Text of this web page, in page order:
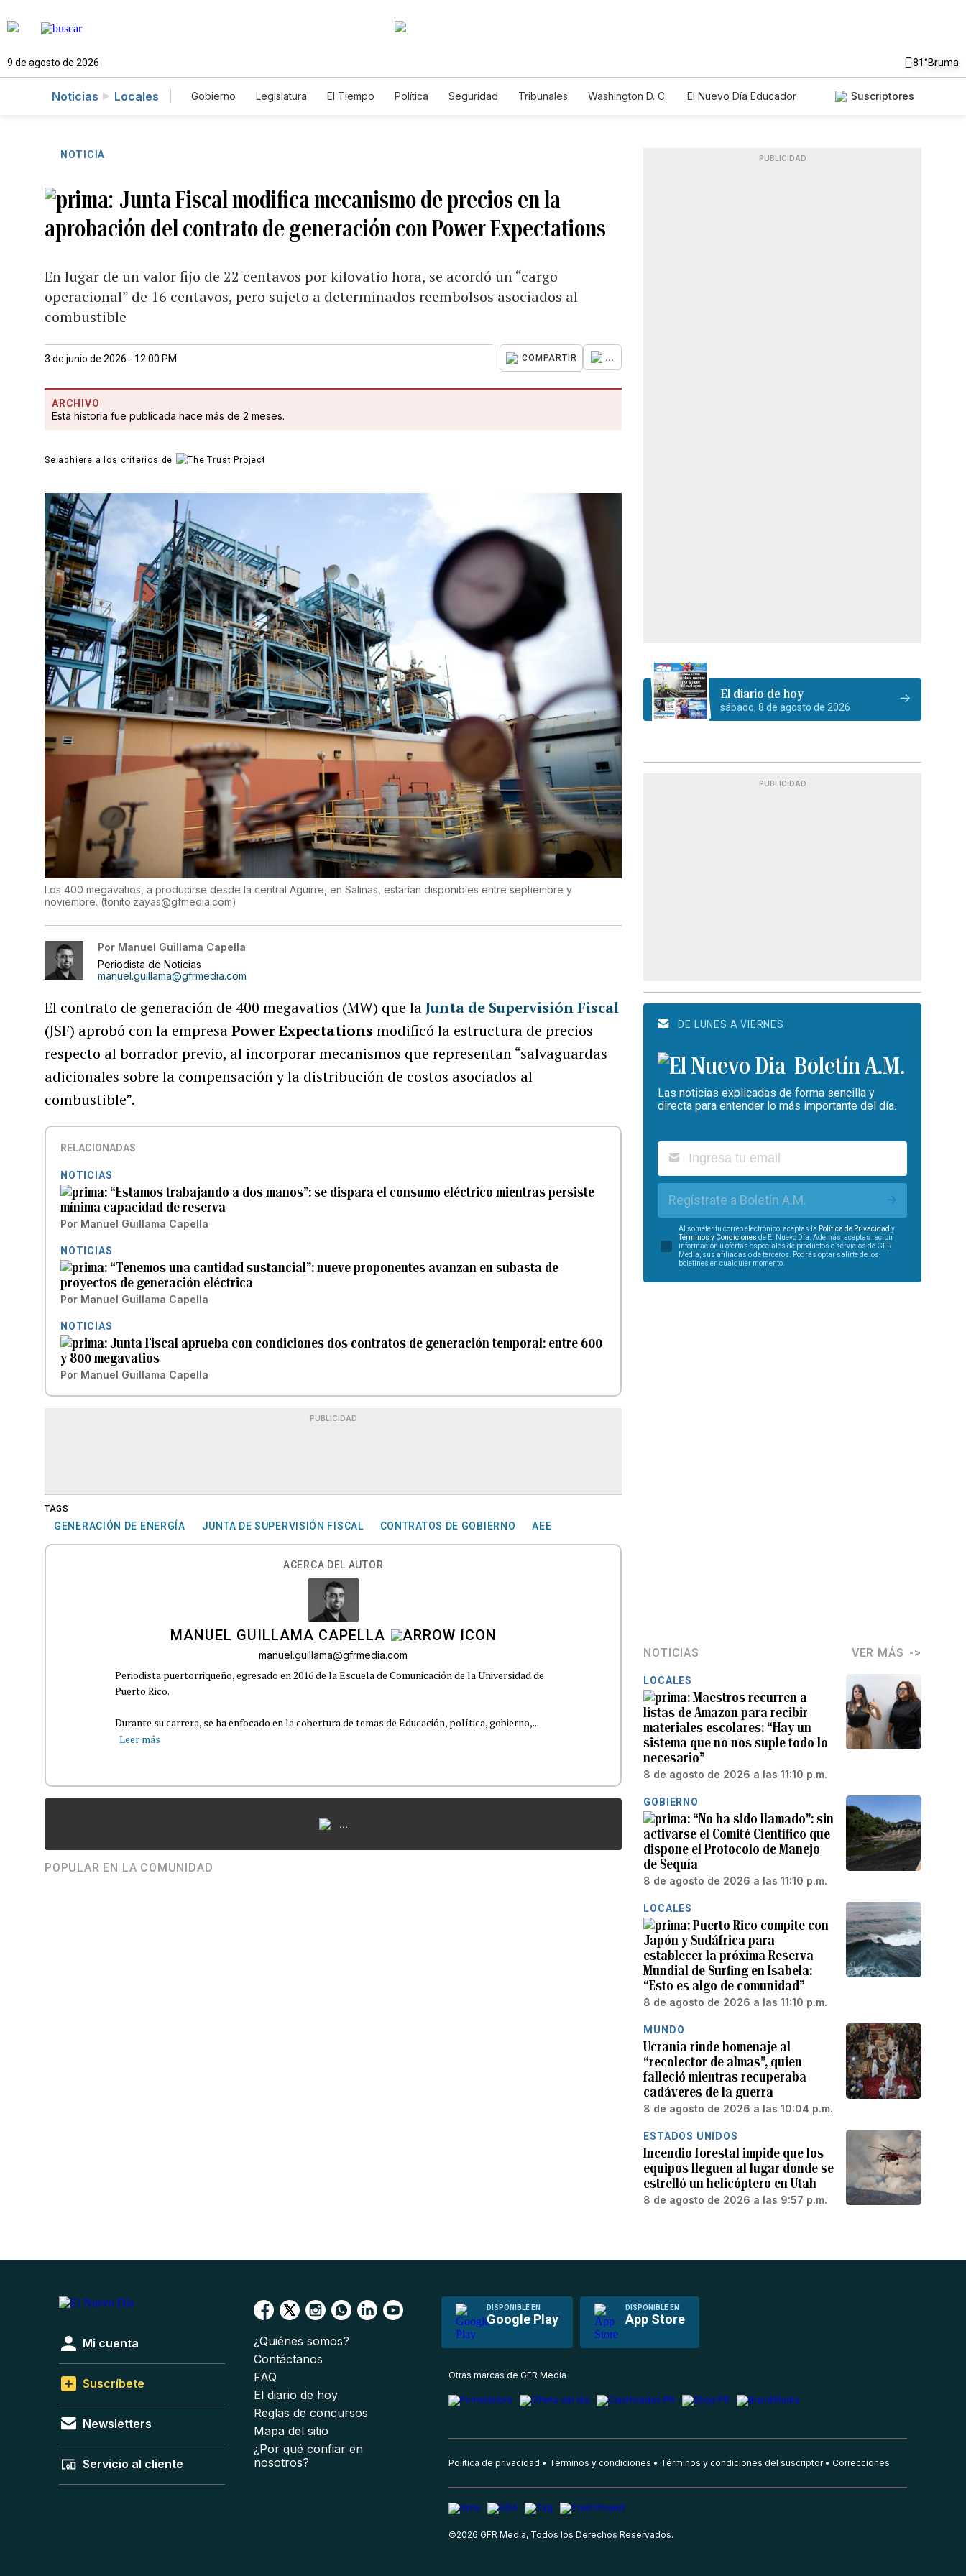
9 de agosto de 2026 81°Bruma
Noticias Locales Gobierno Legislatura El Tiempo Política Seguridad Tribunales Washington D. C.
El Nuevo Día Educador
Suscriptores
NOTICIA
Junta Fiscal modifica mecanismo de precios en la
aprobación del contrato de generación con Power Expectations
En lugar de un valor fijo de 22 centavos por kilovatio hora, se acordó un “cargo
operacional” de 16 centavos, pero sujeto a determinados reembolsos asociados al
combustible
3 de junio de 2026 - 12:00 PM COMPARTIR ...
ARCHIVO
Esta historia fue publicada hace más de 2 meses.
Se adhiere a los criterios de
Los 400 megavatios, a producirse desde la central Aguirre, en Salinas, estarían disponibles entre septiembre y
noviembre. (tonito.zayas@gfmedia.com)
Por Manuel Guillama Capella
Periodista de Noticias
manuel.guillama@gfrmedia.com
El contrato de generación de 400 megavatios (MW) que laJunta de Supervisión Fiscal
(JSF) aprobó con la empresaPower Expectations modificó la estructura de precios
respecto al borrador previo, al incorporar mecanismos que representan “salvaguardas
adicionales sobre la compensación y la distribución de costos asociados al
combustible”.
RELACIONADAS
NOTICIAS
“Estamos trabajando a dos manos”: se dispara el consumo eléctrico mientras persiste
mínima capacidad de reserva
Por Manuel Guillama Capella
NOTICIAS
“Tenemos una cantidad sustancial”: nueve proponentes avanzan en subasta de
proyectos de generación eléctrica
Por Manuel Guillama Capella
NOTICIAS
Junta Fiscal aprueba con condiciones dos contratos de generación temporal: entre 600
y 800 megavatios
Por Manuel Guillama Capella
PUBLICIDAD
TAGS
GENERACIÓN DE ENERGÍA JUNTA DE SUPERVISIÓN FISCAL CONTRATOS DE GOBIERNO AEE
ACERCA DEL AUTOR
MANUEL GUILLAMA CAPELLA
manuel.guillama@gfrmedia.com
Periodista puertorriqueño, egresado en 2016 de la Escuela de Comunicación de la Universidad de
Puerto Rico.
Durante su carrera, se ha enfocado en la cobertura de temas de Educación, política, gobierno,...
Leer más
...
POPULAR EN LA COMUNIDAD
PUBLICIDAD
El diario de hoy
sábado, 8 de agosto de 2026
PUBLICIDAD
DE LUNES A VIERNES
Boletín A.M.
Las noticias explicadas de forma sencilla y
directa para entender lo más importante del día.
Regístrate a Boletín A.M.
Al someter tu correo electrónico, aceptas la Política de Privacidad y
Términos y Condiciones de El Nuevo Día. Además, aceptas recibir
información u ofertas especiales de productos o servicios de GFR
Media, sus afiliadas o de terceros. Podrás optar salirte de los
boletines en cualquier momento.
NOTICIAS VER MÁS
LOCALES
Maestros recurren a
listas de Amazon para recibir
materiales escolares: “Hay un
sistema que no nos suple todo lo
necesario”
8 de agosto de 2026 a las 11:10 p.m.
GOBIERNO
“No ha sido llamado”: sin
activarse el Comité Científico que
dispone el Protocolo de Manejo
de Sequía
8 de agosto de 2026 a las 11:10 p.m.
LOCALES
Puerto Rico compite con
Japón y Sudáfrica para
establecer la próxima Reserva
Mundial de Surfing en Isabela:
“Esto es algo de comunidad”
8 de agosto de 2026 a las 11:10 p.m.
MUNDO
Ucrania rinde homenaje al
“recolector de almas”, quien
falleció mientras recuperaba
cadáveres de la guerra
8 de agosto de 2026 a las 10:04 p.m.
ESTADOS UNIDOS
Incendio forestal impide que los
equipos lleguen al lugar donde se
estrelló un helicóptero en Utah
8 de agosto de 2026 a las 9:57 p.m.
DISPONIBLE EN
Google Play
DISPONIBLE EN
App Store
Mi cuenta
Suscríbete
Newsletters
Servicio al cliente
¿Quiénes somos?
Contáctanos
FAQ
El diario de hoy
Reglas de concursos
Mapa del sitio
¿Por qué confiar en
nosotros?
Otras marcas de GFR Media
Política de privacidad Términos y condiciones Términos y condiciones del suscriptor Correcciones
©2026 GFR Media, Todos los Derechos Reservados.